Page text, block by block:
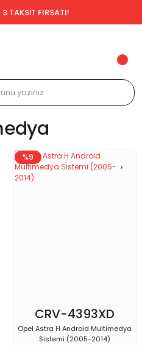
TAKSİT FIRSATI!
%9
CRV-4393XD
ASTRA H
Opel Astra H Android Multimedya
Sistemi (2005-2014)